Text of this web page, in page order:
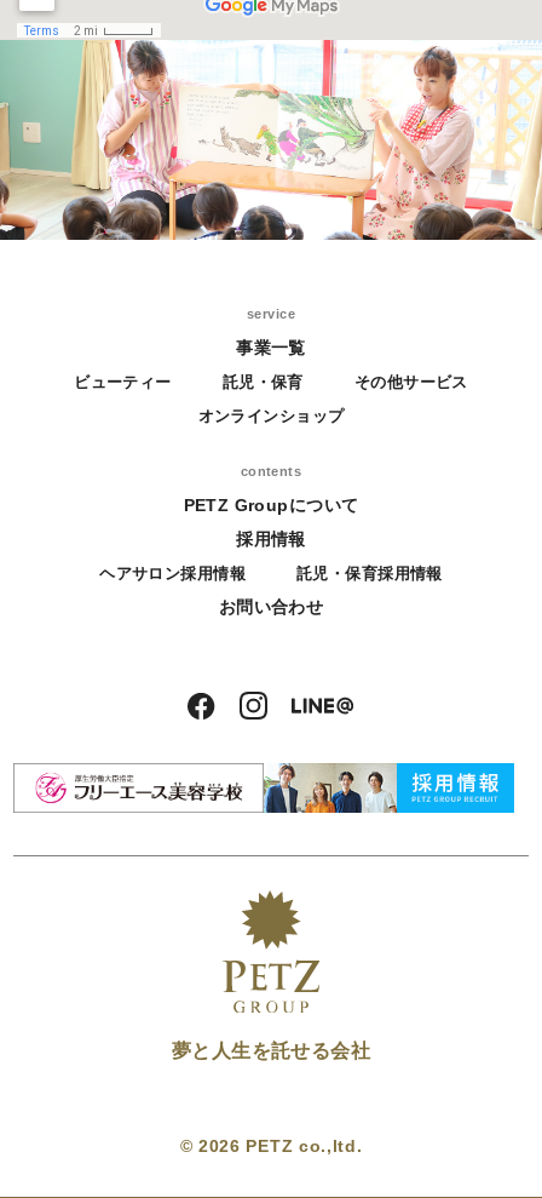
service
事業一覧
ビューティー 託児・保育
その他サービス
オンラインショップ
contents
PETZ Groupについて
採用情報
ヘアサロン採用情報 託児・保育採用情報
お問い合わせ
夢と人生を託せる会社
© 2026 PETZ co.,ltd.